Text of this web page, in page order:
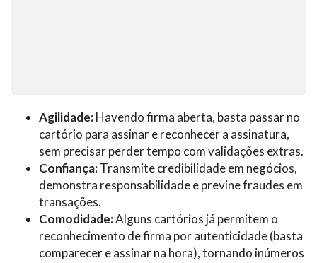
Agilidade:Havendo firma aberta, basta passar no
cartório para assinar e reconhecer a assinatura,
sem precisar perder tempo com validações extras.
Confiança:Transmite credibilidade em negócios,
demonstra responsabilidade e previne fraudes em
transações.
Comodidade:Alguns cartórios já permitem o
reconhecimento de firma por autenticidade (basta
comparecer e assinar na hora), tornando inúmeros